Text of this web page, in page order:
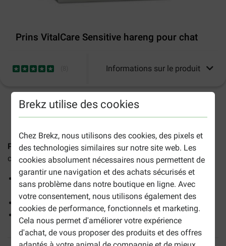
Brekz utilise des cookies
Chez Brekz, nous utilisons des cookies, des pixels et
des technologies similaires sur notre site web. Les
cookies absolument nécessaires nous permettent de
garantir une navigation et des achats sécurisés et
sans problème dans notre boutique en ligne. Avec
votre consentement, nous utilisons également des
cookies de performance, fonctionnels et marketing.
Cela nous permet d'améliorer votre expérience
d'achat, de vous proposer des produits et des offres
Prins VitalCare Sensitive hareng pour chat
Informations sur le produit
2-5 jours ouvrables estimés, sauf indication contraire.
Prince VitalCare Sensitive hareng est une nourriture pour
chat de haute qualité.
Avec du poisson et des fibres alimentaires contre les
réactions d'hypersensibilité
Avec des acides gras oméga-3
Avec source de protéines animales (hareng)